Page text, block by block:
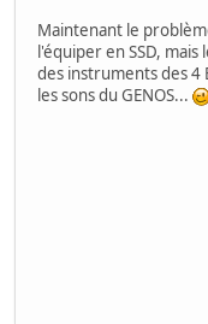
Maintenant le
l'équiper en SSD,
des instruments des
les sons du GENOS...